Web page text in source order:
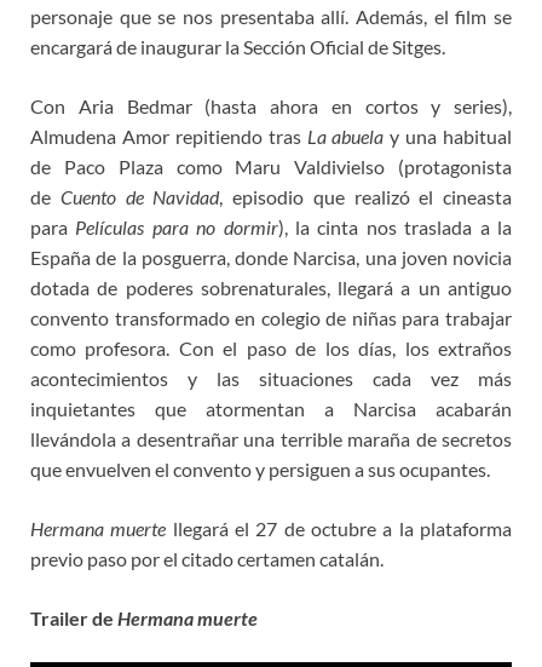
personaje que se nos presentaba allí. Además, el film se
encargará de inaugurar la Sección Oficial de Sitges.
Con Aria Bedmar (hasta ahora en cortos y series),
Almudena Amor repitiendo tras La abuelay una habitual
de Paco Plaza como Maru Valdivielso (protagonista
de Cuento de Navidad, episodio que realizó el cineasta
para Películas para no dormir), la cinta nos traslada a la
España de la posguerra, donde Narcisa, una joven novicia
dotada de poderes sobrenaturales, llegará a un antiguo
convento transformado en colegio de niñas para trabajar
como profesora. Con el paso de los días, los extraños
acontecimientos y las situaciones cada vez más
inquietantes que atormentan a Narcisa acabarán
llevándola a desentrañar una terrible maraña de secretos
que envuelven el convento y persiguen a sus ocupantes.
Hermana muerte llegará el 27 de octubre a la plataforma
previo paso por el citado certamen catalán.
Trailer de Hermana muerte